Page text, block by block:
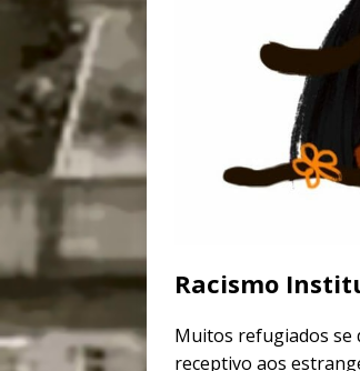
Racismo
Muitos refugiados se
receptivo aos